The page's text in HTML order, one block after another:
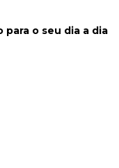
para o seu dia a dia